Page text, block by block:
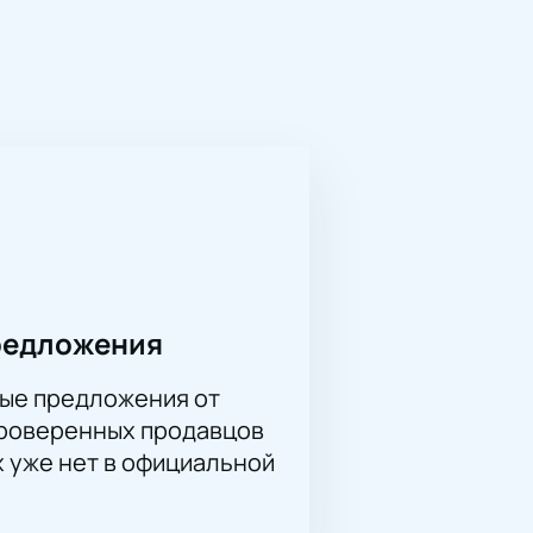
на гуслях, Халида Абуева с
акустике и современному
обстановке.
предложения от
продавцов
нет в официальной